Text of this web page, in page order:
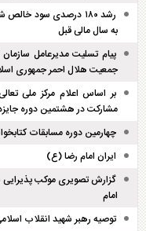
رشد ۱۸۰ درصدی سود
به سال مالی قبل
پیام تسلیت مدیرعامل
جمعیت هلال احمر جمهوری
بر اساس اعلام مرکز ملی
مشارکت در هشتمین دوره
چهارمین دوره مسابقات
ایران امام رضا (ع)
گزارش تصویری موکب
امام
توصیه رهبر شهید انقلاب